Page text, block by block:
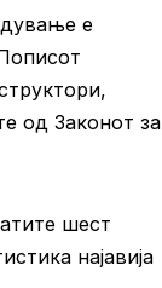
е
од Законот за
шест
најавија